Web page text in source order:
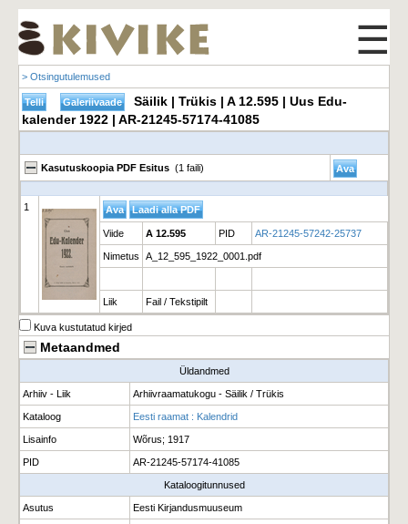
☰
> Otsingutulemused
Säilik | Trükis | A 12.595 | Uus Edu-
kalender 1922 | AR-21245-57174-41085
Kasutuskoopia PDF Esitus (1 faili)
1
Viide A 12.595 PID AR-21245-57242-25737
Nimetus A_12_595_1922_0001.pdf
Liik Fail / Tekstipilt
Kuva kustutatud kirjed
Metaandmed
Üldandmed
Arhiiv - Liik Arhiivraamatukogu - Säilik / Trükis
Kataloog Eesti raamat : Kalendrid
Lisainfo Wõrus; 1917
PID AR-21245-57174-41085
Kataloogitunnused
Asutus Eesti Kirjandusmuuseum